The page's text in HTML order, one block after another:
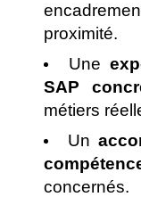
proximité.
Une
SAP
métiers
Un
concernés.